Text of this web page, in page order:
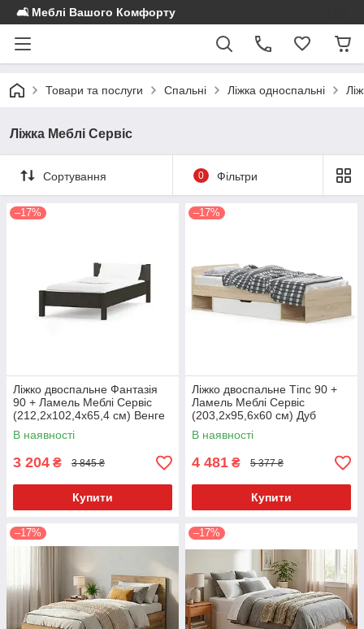
🛋️ Меблі Вашого Комфорту
Товари та послуги Спальні Ліжка односпальні
Ліжка Меблі Сервіс
Сортування 0 Фільтри
–17%
Ліжко двоспальне Фантазія
90 + Ламель Меблі Сервіс
(212,2х102,4х65,4 см) Венге
В наявності
3 204 ₴ 3 845 ₴
Купити
–17%
Ліжко двоспальне Тіпс 90 +
Ламель Меблі Сервіс
(203,2х95,6х60 см) Дуб
самоа + білий
В наявності
4 481 ₴ 5 377 ₴
Купити
–17% –17%